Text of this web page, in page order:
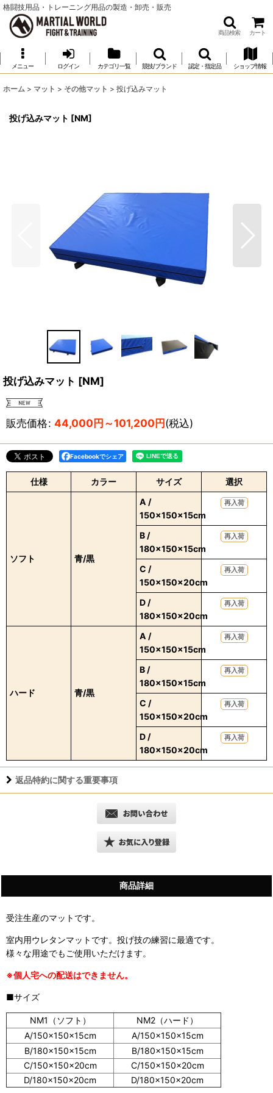
格闘技用品・トレーニング用品の製造・卸売・販売
商品検索 カート
メニュー ログイン カテゴリ一覧 競技/ブランド 認定・指定品 ショップ情報
ホーム > マット > その他マット > 投げ込みマット
投げ込みマット [NM]
投げ込みマット [NM]
販売価格: 44,000円～101,200円(税込)
Facebookでシェア
仕様 カラー サイズ 選択
ソフト 青/黒
A /
150×150×15cm
再入荷
B /
180×150×15cm
再入荷
C /
150×150×20cm
再入荷
D /
180×150×20cm
再入荷
ハード 青/黒
A /
150×150×15cm
再入荷
B /
180×150×15cm
再入荷
C /
150×150×20cm
再入荷
D /
180×150×20cm
再入荷
返品特約に関する重要事項
商品詳細
受注生産のマットです。
室内用ウレタンマットです。投げ技の練習に最適です。
様々な用途でもご使用いただけます。
※個人宅への配送はできません。
■サイズ
NM1（ソフト）
NM2（ハード）
A/150×150×15cm
A/150×150×15cm
B/180×150×15cm
B/180×150×15cm
C/150×150×20cm
C/150×150×20cm
D/180×150×20cm
D/180×150×20cm